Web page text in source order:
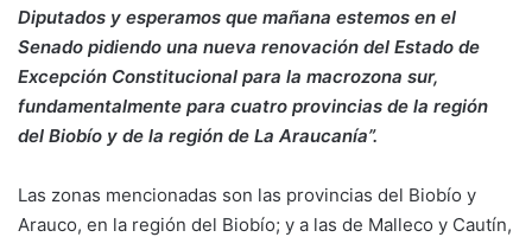
Diputados y esperamos que mañana estemos en el
Senado pidiendo una nueva renovación del Estado de
Excepción Constitucional para la macrozona sur,
fundamentalmente para cuatro provincias de la región
del Biobío y de la región de La Araucanía”.
Las zonas mencionadas son las provincias del Biobío y
Arauco, en la región del Biobío; y a las de Malleco y Cautín,